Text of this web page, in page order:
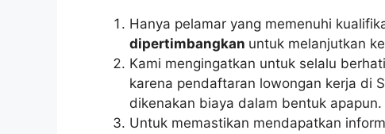
Hanya pelamar yang memenuhi
dipertimbangkan untuk melanjutkan
Kami mengingatkan untuk selalu
karena pendaftaran lowongan kerja di
dikenakan biaya dalam bentuk apapun.
Untuk memastikan mendapatkan